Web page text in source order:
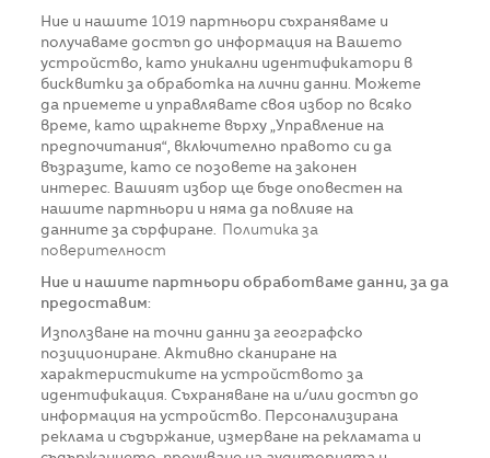
Ние и нашите 1019 партньори съхраняваме и
получаваме достъп до информация на Вашето
устройство, като уникални идентификатори в
бисквитки за обработка на лични данни. Можете
да приемете и управлявате своя избор по всяко
време, като щракнете върху „Управление на
предпочитания“, включително правото си да
възразите, като се позовете на законен
интерес. Вашият избор ще бъде оповестен на
нашите партньори и няма да повлияе на
данните за сърфиране.
Политика за
поверителност
Ние и нашите партньори обработваме данни, за да
предоставим:
Използване на точни данни за географско
позициониране. Активно сканиране на
характеристиките на устройството за
идентификация. Съхраняване на и/или достъп до
информация на устройство. Персонализирана
реклама и съдържание, измерване на рекламата и